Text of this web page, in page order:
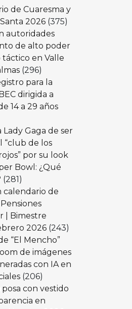
de Cuaresma y
2026 (375)
autoridades
de alto poder
en Valle
(296)
para la
dirigida a
14 a 29 años
Lady Gaga de ser
“club de los
por su look
Bowl: ¿Qué
(281)
calendario de
| Bimestre
2026 (243)
“El Mencho”
de imágenes
con IA en
(206)
posa con vestido
en